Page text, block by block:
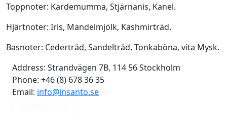
Toppnoter: Kardemumma, Stjärnanis, Kanel.
Hjärtnoter: Iris, Mandelmjölk, Kashmirträd.
Basnoter: Cederträd, Sandelträd, Tonkaböna, vita Mysk.
Address: Strandvägen 7B, 114 56 Stockholm
Phone: +46 (8) 678 36 35
Email: info@insanto.se